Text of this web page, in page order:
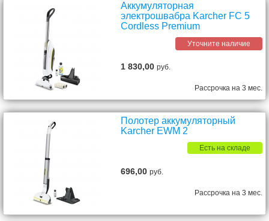
Аккумуляторная
электрошвабра Karcher FC 5
Cordless Premium
Уточните наличие
1 830,00руб.
Рассрочка на 3 мес.
Полотер аккумуляторный
Karcher EWM 2
Есть на складе
696,00руб.
Рассрочка на 3 мес.